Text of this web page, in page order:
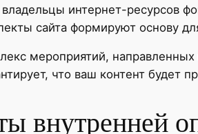
интернет-ресурсов
сайта формируют основу
мероприятий, направленных
что ваш контент будет
внутренней